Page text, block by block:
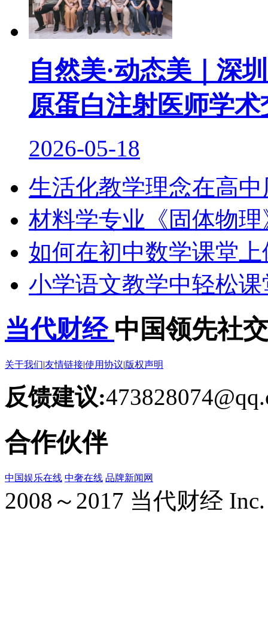
自然美·动态美｜深
原蛋白注射医师学术
2026-05-18
生活化教学理念在高
材料学专业《固体物
如何在初中数学课堂
小学语文教学中轻松
当代财经 中国领先社
关于我们|友情链接|使用协议|版权声明
反馈建议:
合作伙伴
中国娱乐在线 中奢在线 品牌新闻网
2008～2017 当代财经